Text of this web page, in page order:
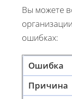
Вы можете
ошибках:
Ошибка
Причина